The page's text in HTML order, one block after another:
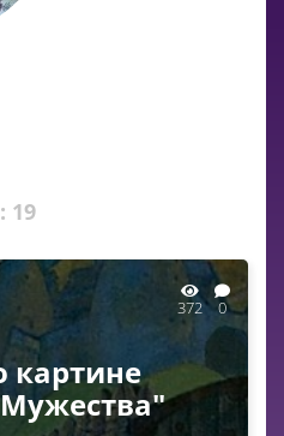
19
372 0
картине